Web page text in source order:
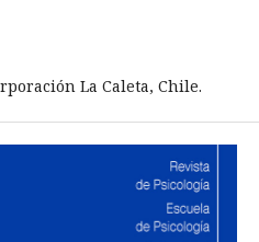
La Caleta, Chile.